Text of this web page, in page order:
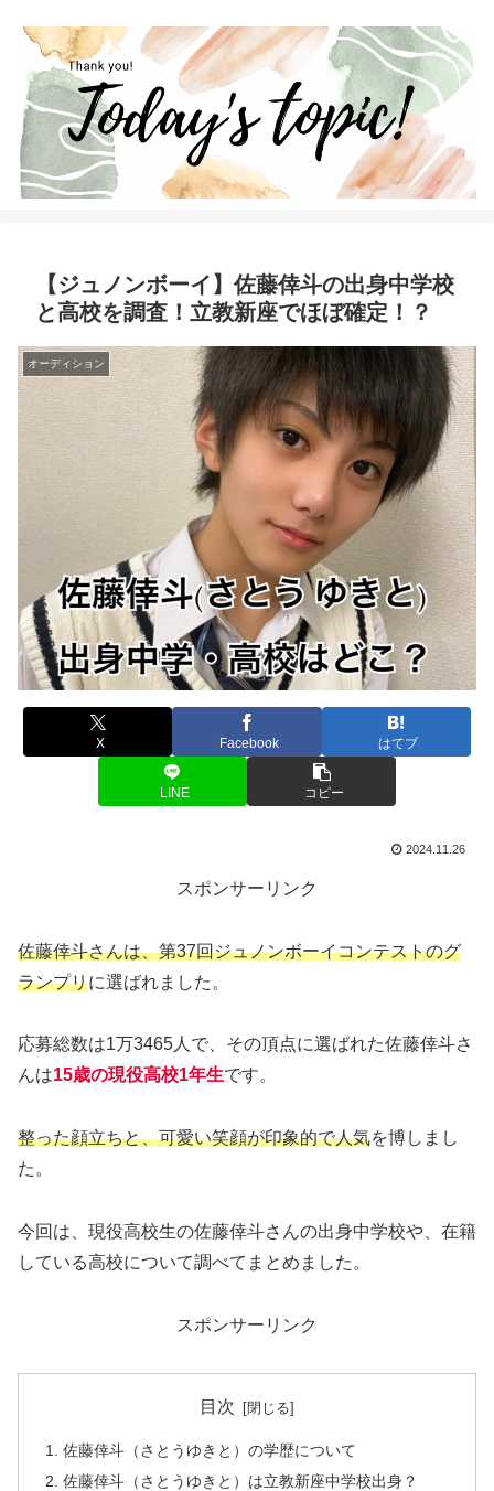
【ジュノンボーイ】佐藤倖斗の出身中学校
と高校を調査！立教新座でほぼ確定！？
オーディション
X Facebook はてブ
LINE コピー
2024.11.26
スポンサーリンク
佐藤倖斗さんは、第37回ジュノンボーイコンテストのグ
ランプリに選ばれました。
応募総数は1万3465人で、その頂点に選ばれた佐藤倖斗さ
んは15歳の現役高校1年生です。
整った顔立ちと、可愛い笑顔が印象的で人気を博しまし
た。
今回は、現役高校生の佐藤倖斗さんの出身中学校や、在籍
している高校について調べてまとめました。
スポンサーリンク
目次
佐藤倖斗（さとうゆきと）の学歴について
佐藤倖斗（さとうゆきと）は立教新座中学校出身？